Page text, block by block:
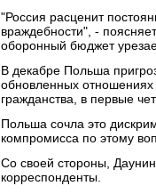
"Россия расценит
враждебности", -
оборонный бюджет
В декабре Польша
обновленных
гражданства, в первые
Польша сочла это
компромисса по этому
Со своей стороны,
корреспонденты.